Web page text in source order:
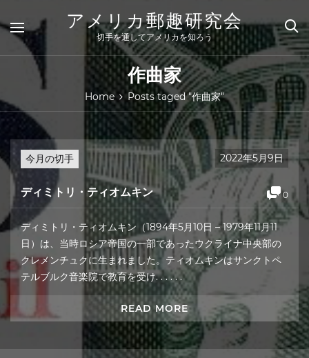
content
アメリカ郵趣研究会
切手を通してアメリカを知ろう
作曲家
Home Posts taged "作曲家"
今月の切手 2022年5月9日
ディミトリ・ティオムキン 0
ディミトリ・ティオムキン（1894年5月10日 – 1979年11月11
日）は、当時ロシア帝国の一部であったウクライナ中央部の
クレメンチュクに生まれました。ティオムキンはサンクトペ
テルブルク音楽院で教育を受け. . . . . .
READ MORE